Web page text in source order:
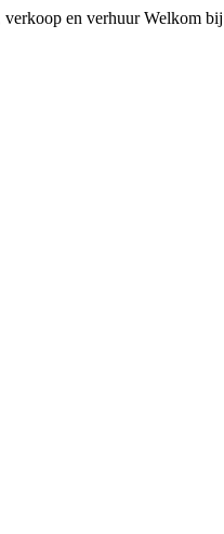
verkoop en verhuurWelkom